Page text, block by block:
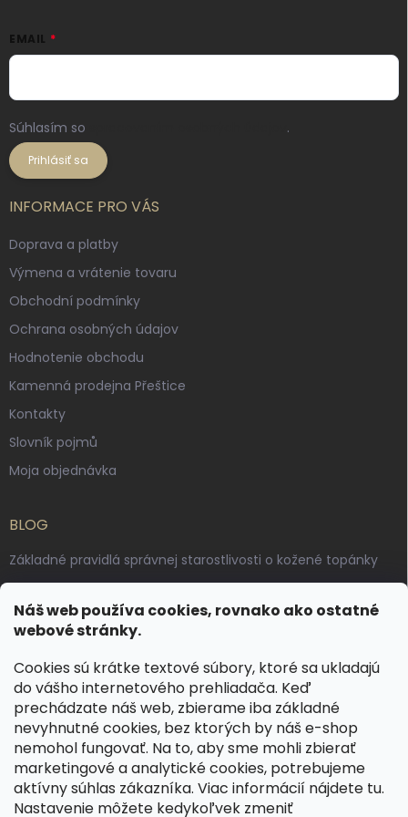
Náš web používa cookies, rovnako ako ostatné
webové stránky.
Cookies sú krátke textové súbory, ktoré sa ukladajú
do vášho internetového prehliadača. Keď
prechádzate náš web, zbierame iba základné
nevyhnutné cookies, bez ktorých by náš e-shop
nemohol fungovať. Na to, aby sme mohli zbierať
marketingové a analytické cookies, potrebujeme
aktívny súhlas zákazníka. Viac informácií nájdete tu.
Nastavenie môžete kedykoľvek zmeniť
EMAIL
Súhlasím so .
Prihlásiť sa
INFORMACE PRO VÁS
Doprava a platby
Výmena a vrátenie tovaru
Obchodní podmínky
Ochrana osobných údajov
Hodnotenie obchodu
Kamenná prodejna Přeštice
Kontakty
Slovník pojmů
Moja objednávka
BLOG
Základné pravidlá správnej starostlivosti o kožené topánky
Výroba českých kožených opaskov: vôňa pravej kože, dotyk
remesla
KONTAKT
dotazy@ spongr.cz
+420 776 663 962
https://www.facebook.com/spongr.cz